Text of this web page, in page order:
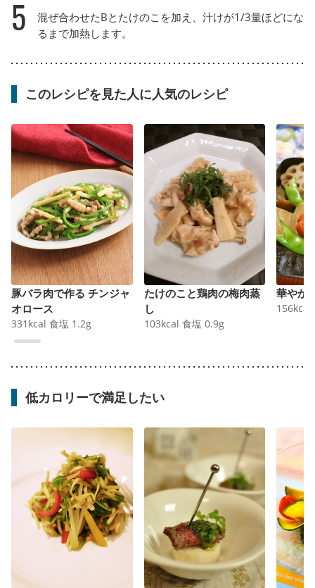
5
混ぜ合わせたBとたけのこを加え、汁けが1/3量ほどにな
るまで加熱します。
このレシピを見た人に人気のレシピ
豚バラ肉で作る チンジャ
オロース
331 kcal 食塩 1.2g
たけのこと鶏肉の梅肉蒸
し
103kcal 食塩 0.9g
華やか
156kcal
低カロリーで満足したい